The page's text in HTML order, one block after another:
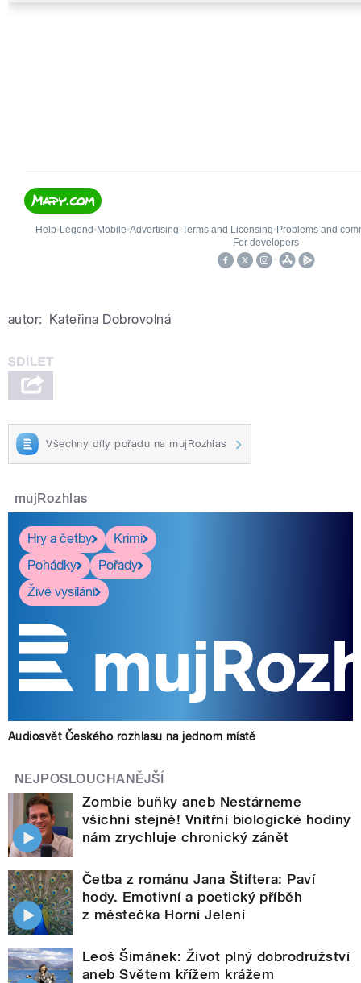
autor: Kateřina Dobrovolná
Všechny díly pořadu na mujRozhlas
mujRozhlas
Hry a četby
Krimi
Pohádky
Pořady
Živé vysílání
Audiosvět Českého rozhlasu na jednom místě
NEJPOSLOUCHANĚJŠÍ
Zombie buňky aneb Nestárneme
všichni stejně! Vnitřní biologické hodiny
nám zrychluje chronický zánět
Četba z románu Jana Štiftera: Paví
hody. Emotivní a poetický příběh
z městečka Horní Jelení
Leoš Šimánek: Život plný dobrodružství
aneb Světem křížem krážem